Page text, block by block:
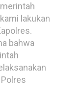
lakukan
bahwa